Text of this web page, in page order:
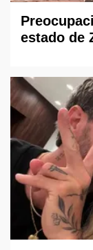
estado de